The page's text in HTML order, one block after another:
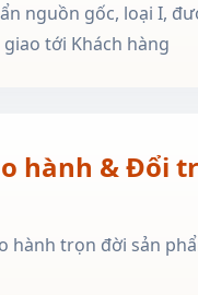
nguồn gốc, loại I,
tới Khách hàng
hành & Đổi
hành trọn đời sản